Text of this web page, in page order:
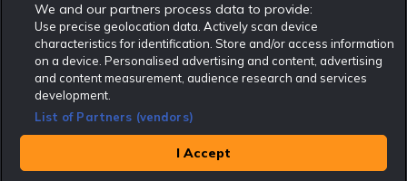
Rekatochklart.com är Sveriges ledande betting-community. 2017 nominerades
Rekatochklart som en av världens bästa spelinformations-sajter på spelbranschens egen
Oscarsgala EGR Awards.
Rekatochklart är oberoende och ej knutet till något specifikt spelbolag. Här hittar du
speltips, unika insättningsbonusar och erbjudanden från de största och mest seriösa
spelbolagen. En spelbok, spelskola, information om skador och avstängningar samt vårt
populära klotterplank.
Har du några frågor är du välkommen att
kontakta oss
Redaktionell policy Rekatochklart shop
We and our partners process data to provide:
Use precise geolocation data. Actively scan device
characteristics for identification. Store and/or access information
on a device. Personalised advertising and content, advertising
and content measurement, audience research and services
development.
List of Partners (vendors)
I Accept